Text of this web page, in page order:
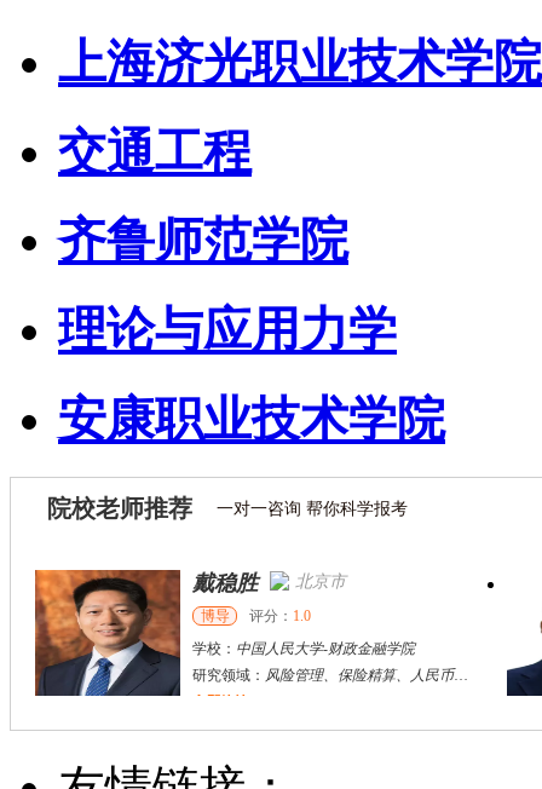
上海济光职业技术学院
交通工程
齐鲁师范学院
理论与应用力学
安康职业技术学院
院校老师推荐 一对一咨询 帮你科学报考
戴稳胜 北京市
博导 评分： 1.0
学校： 中国人民大学-财政金融学院
研究领域： 风险管理、保险精算、人民币国际化
立即咨询
陈传红 武汉市
硕导